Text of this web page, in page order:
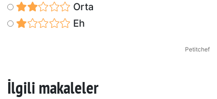
Orta
Eh
Petitchef
İlgili makaleler